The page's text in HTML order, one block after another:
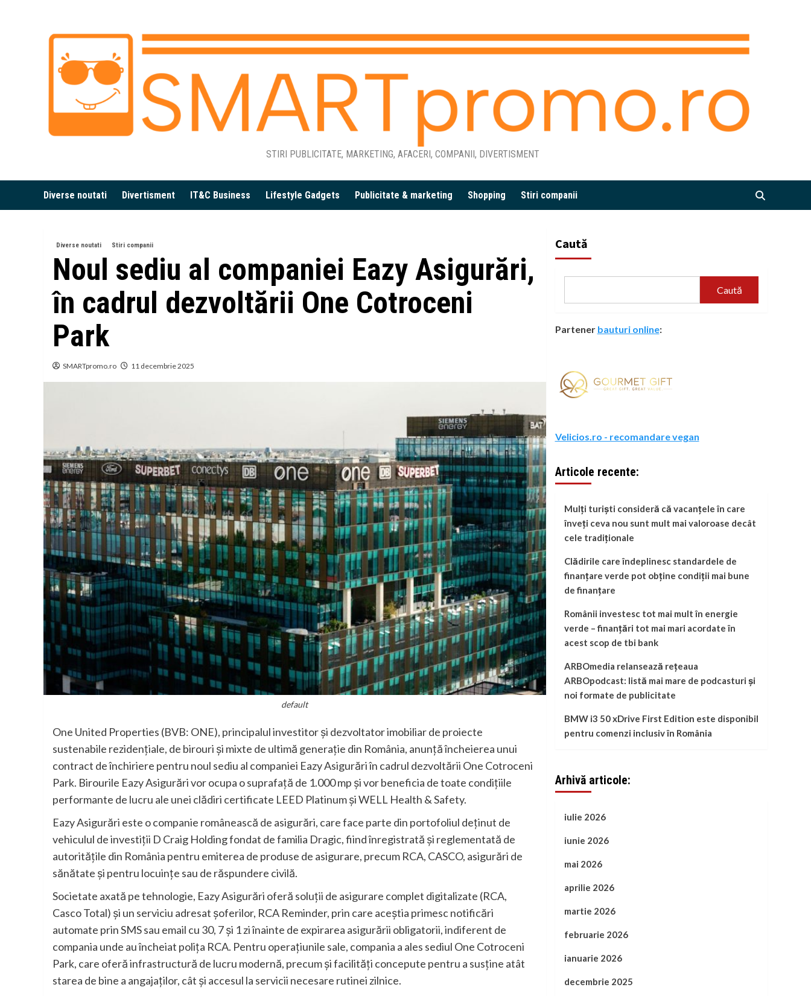
STIRI PUBLICITATE, MARKETING, AFACERI, COMPANII, DIVERTISMENT
Diverse noutati Divertisment IT&C Business Lifestyle Gadgets Publicitate & marketing Shopping Stiri companii
Diverse noutati Stiri companii
Noul sediu al companiei Eazy Asigurări,
în cadrul dezvoltării One Cotroceni
Park
SMARTpromo.ro 11 decembrie 2025
default
One United Properties (BVB: ONE), principalul investitor și dezvoltator imobiliar de proiecte
sustenabile rezidențiale, de birouri și mixte de ultimă generație din România, anunță încheierea unui
contract de închiriere pentru noul sediu al companiei Eazy Asigurări în cadrul dezvoltării One Cotroceni
Park. Birourile Eazy Asigurări vor ocupa o suprafață de 1.000 mp și vor beneficia de toate condițiile
performante de lucru ale unei clădiri certificate LEED Platinum și WELL Health & Safety.
Eazy Asigurări este o companie românească de asigurări, care face parte din portofoliul deținut de
vehiculul de investiții D Craig Holding fondat de familia Dragic, fiind înregistrată și reglementată de
autoritățile din România pentru emiterea de produse de asigurare, precum RCA, CASCO, asigurări de
sănătate și pentru locuințe sau de răspundere civilă.
Societate axată pe tehnologie, Eazy Asigurări oferă soluții de asigurare complet digitalizate (RCA,
Casco Total) și un serviciu adresat șoferilor, RCA Reminder, prin care aceștia primesc notificări
automate prin SMS sau email cu 30, 7 și 1 zi înainte de expirarea asigurării obligatorii, indiferent de
compania unde au încheiat polița RCA. Pentru operațiunile sale, compania a ales sediul One Cotroceni
Park, care oferă infrastructură de lucru modernă, precum și facilități concepute pentru a susține atât
starea de bine a angajaților, cât și accesul la servicii necesare rutinei zilnice.
Caută
Caută
Partener bauturi online:
Velicios.ro - recomandare vegan
Articole recente:
Mulți turiști consideră că vacanțele în care
înveți ceva nou sunt mult mai valoroase decât
cele tradiționale
Clădirile care îndeplinesc standardele de
finanțare verde pot obține condiții mai bune
de finanțare
Românii investesc tot mai mult în energie
verde – finanțări tot mai mari acordate în
acest scop de tbi bank
ARBOmedia relansează rețeaua
ARBOpodcast: listă mai mare de podcasturi și
noi formate de publicitate
BMW i3 50 xDrive First Edition este disponibil
pentru comenzi inclusiv în România
Arhivă articole:
iulie 2026
iunie 2026
mai 2026
aprilie 2026
martie 2026
februarie 2026
ianuarie 2026
decembrie 2025